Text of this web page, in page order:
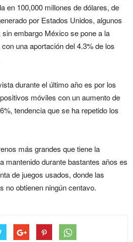
en 100,000 millones de dólares, de
por Estados Unidos, algunos
embargo México se pone a la
una aportación del 4.3% de los
durante el último año es por los
móviles con un aumento de
tendencia que se ha repetido los
más grandes que tiene la
mantenido durante bastantes años es
de juegos usados, donde las
no obtienen ningún centavo.